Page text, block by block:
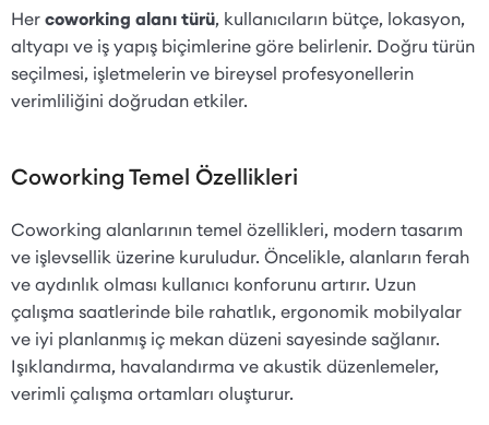
Her coworking alanı türü, kullanıcıların bütçe, lokasyon,
altyapı ve iş yapış biçimlerine göre belirlenir. Doğru türün
seçilmesi, işletmelerin ve bireysel profesyonellerin
verimliliğini doğrudan etkiler.
Coworking Temel Özellikleri
Coworking alanlarının temel özellikleri, modern tasarım
ve işlevsellik üzerine kuruludur. Öncelikle, alanların ferah
ve aydınlık olması kullanıcı konforunu artırır. Uzun
çalışma saatlerinde bile rahatlık, ergonomik mobilyalar
ve iyi planlanmış iç mekan düzeni sayesinde sağlanır.
Işıklandırma, havalandırma ve akustik düzenlemeler,
verimli çalışma ortamları oluşturur.